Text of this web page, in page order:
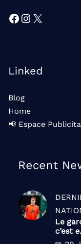
Facebook
Instagram
X
Linked
Blog
Home
📢 Espace
Recent
Le
c’est